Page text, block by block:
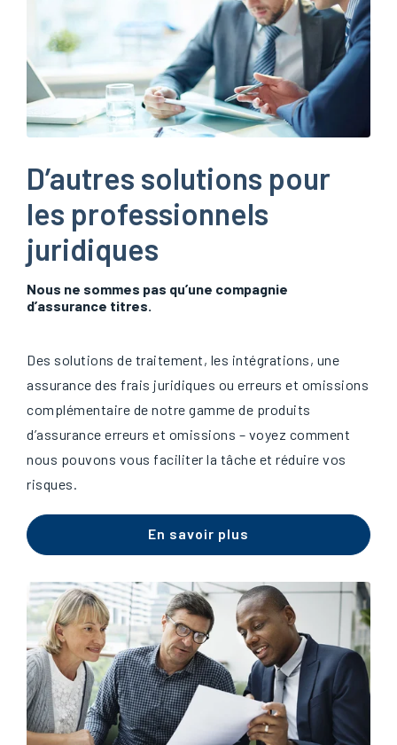
D’autres solutions pour
les professionnels
juridiques
Nous ne sommes pas qu’une compagnie
d’assurance titres.
Des solutions de traitement, les intégrations, une
assurance des frais juridiques ou erreurs et omissions
complémentaire de notre gamme de produits
d’assurance erreurs et omissions – voyez comment
nous pouvons vous faciliter la tâche et réduire vos
risques.
En savoir plus